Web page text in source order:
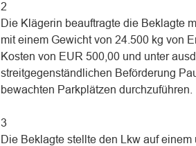
2
Die Klägerin beauftragte die Beklagte
mit einem Gewicht von 24.500 kg von
Kosten von EUR 500,00 und unter
streitgegenständlichen Beförderung
bewachten Parkplätzen durchzuführen.
3
Die Beklagte stellte den Lkw auf einem